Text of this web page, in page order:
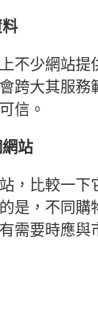
不少網站提
跨大其服務
信。
站
，比較一下
是，不同購
需要時應與